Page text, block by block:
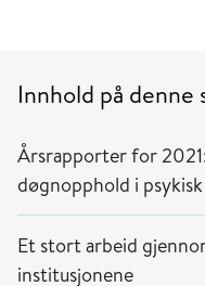
Innhold på denne
Årsrapporter for
døgnopphold i
Et stort arbeid
institusjonene